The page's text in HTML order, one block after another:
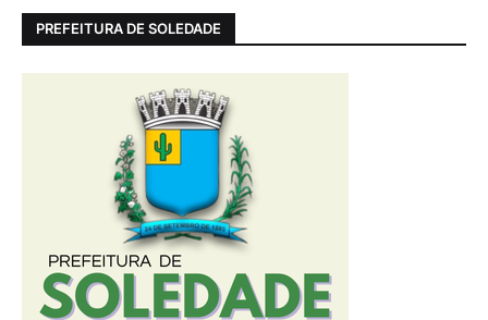
PREFEITURA DE SOLEDADE